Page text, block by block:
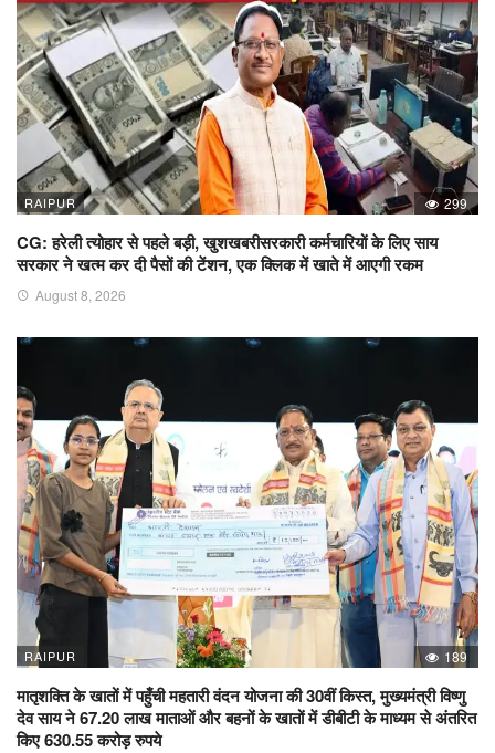
RAIPUR 299
CG: हरेली त्योहार से पहले बड़ी, खुशखबरीसरकारी कर्मचारियों के लिए साय
सरकार ने खत्म कर दी पैसों की टेंशन, एक क्लिक में खाते में आएगी रकम
August 8, 2026
RAIPUR 189
मातृशक्ति के खातों में पहुँची महतारी वंदन योजना की 30वीं किस्त, मुख्यमंत्री विष्णु
देव साय ने 67.20 लाख माताओं और बहनों के खातों में डीबीटी के माध्यम से अंतरित
किए 630.55 करोड़ रुपये